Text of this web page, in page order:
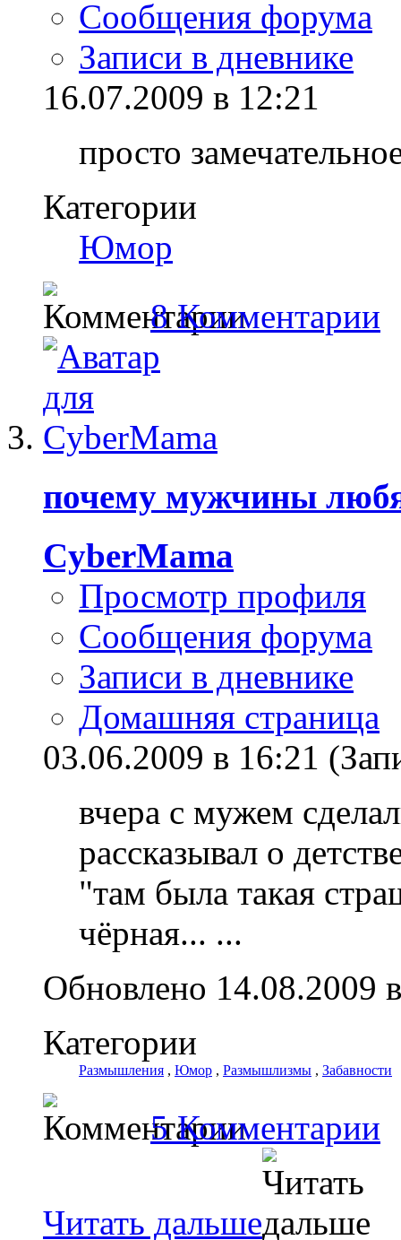
Сообщения форума
Записи в дневнике
16.07.2009 в 12:21
просто
Категории
Юмор
8 Комментарии
почему мужчины
CyberMama
Просмотр профиля
Сообщения форума
Записи в дневнике
Домашняя страница
03.06.2009 в 16:21
вчера с мужем
рассказывал о
"там была такая
чёрная... ...
Обновлено 14.08.2009
Категории
Размышления , Юмор , Размышлизмы , Забавности
5 Комментарии
Читать дальше